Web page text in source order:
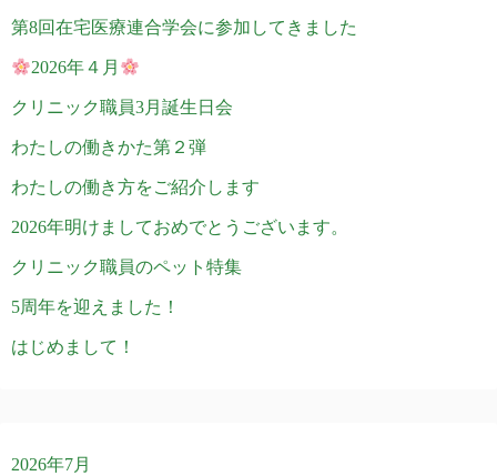
第8回在宅医療連合学会に参加してきました
2026年４月
クリニック職員3月誕生日会
わたしの働きかた第２弾
わたしの働き方をご紹介します
2026年明けましておめでとうございます。
クリニック職員のペット特集
5周年を迎えました！
はじめまして！
2026年7月